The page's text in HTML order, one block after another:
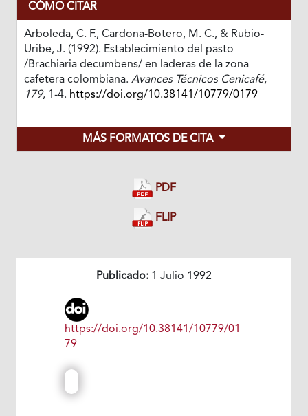
CÓMO CITAR
Arboleda, C. F., Cardona-Botero, M. C., & Rubio-
Uribe, J. (1992). Establecimiento del pasto
/Brachiaria decumbens/ en laderas de la zona
cafetera colombiana. Avances Técnicos Cenicafé,
179, 1-4. https://doi.org/10.38141/10779/0179
MÁS FORMATOS DE CITA
PDF
FLIP
Publicado: 1 Julio 1992
https://doi.org/10.38141/10779/01
79